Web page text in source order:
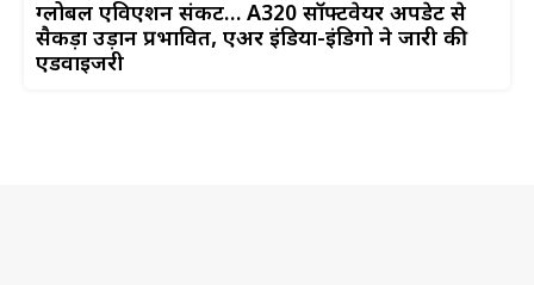
ग्लोबल एविएशन संकट… A320 सॉफ्टवेयर अपडेट से
सैकड़ों उड़ानें प्रभावित, एअर इंडिया-इंडिगो ने जारी की
एडवाइजरी